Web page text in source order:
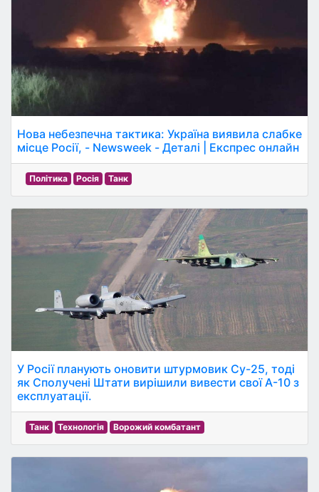
Нова небезпечна тактика: Україна виявила слабке
місце Росії, - Newsweek - Деталі | Експрес онлайн
Політика Росія Танк
У Росії планують оновити штурмовик Су-25, тоді
як Сполучені Штати вирішили вивести свої А-10 з
експлуатації.
Танк Технологія Ворожий комбатант